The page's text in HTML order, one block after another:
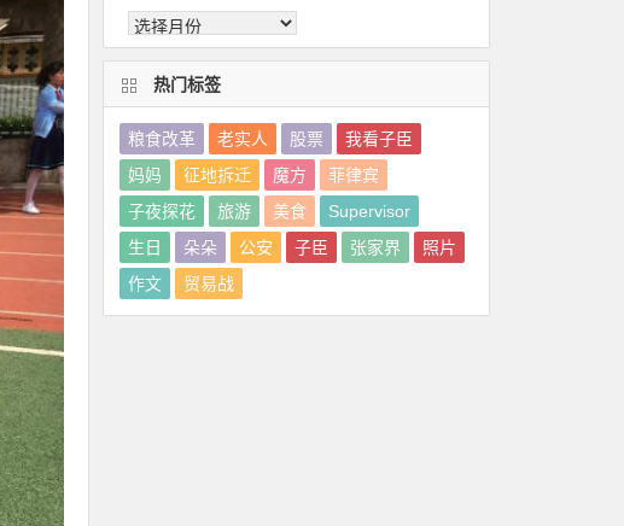
热门标签
粮食改革 老实人 股票
我看子臣
妈妈
征地拆迁 魔方
菲律宾
子夜探花
旅游 美食
Supervisor
生日
朵朵 公安 子臣 张家界
照片
作文
贸易战